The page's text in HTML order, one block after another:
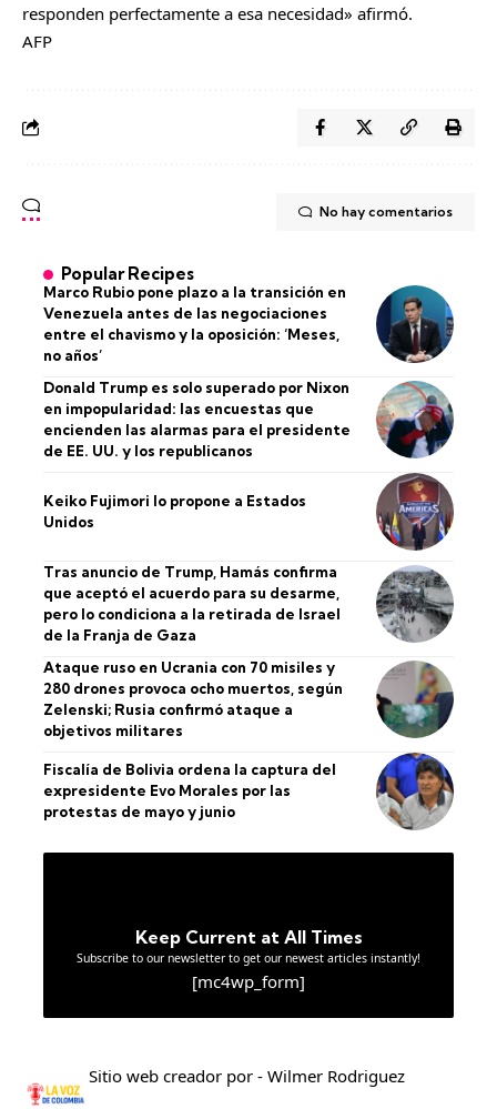
responden perfectamente a esa necesidad» afirmó.
AFP
No hay comentarios
Popular Recipes
Marco Rubio pone plazo a la transición en
Venezuela antes de las negociaciones
entre el chavismo y la oposición: ‘Meses,
no años’
Donald Trump es solo superado por Nixon
en impopularidad: las encuestas que
encienden las alarmas para el presidente
de EE. UU. y los republicanos
Keiko Fujimori lo propone a Estados
Unidos
Tras anuncio de Trump, Hamás confirma
que aceptó el acuerdo para su desarme,
pero lo condiciona a la retirada de Israel
de la Franja de Gaza
Ataque ruso en Ucrania con 70 misiles y
280 drones provoca ocho muertos, según
Zelenski; Rusia confirmó ataque a
objetivos militares
Fiscalía de Bolivia ordena la captura del
expresidente Evo Morales por las
protestas de mayo y junio
Keep Current at All Times
Subscribe to our newsletter to get our newest articles instantly!
[mc4wp_form]
Sitio web creador por - Wilmer Rodriguez